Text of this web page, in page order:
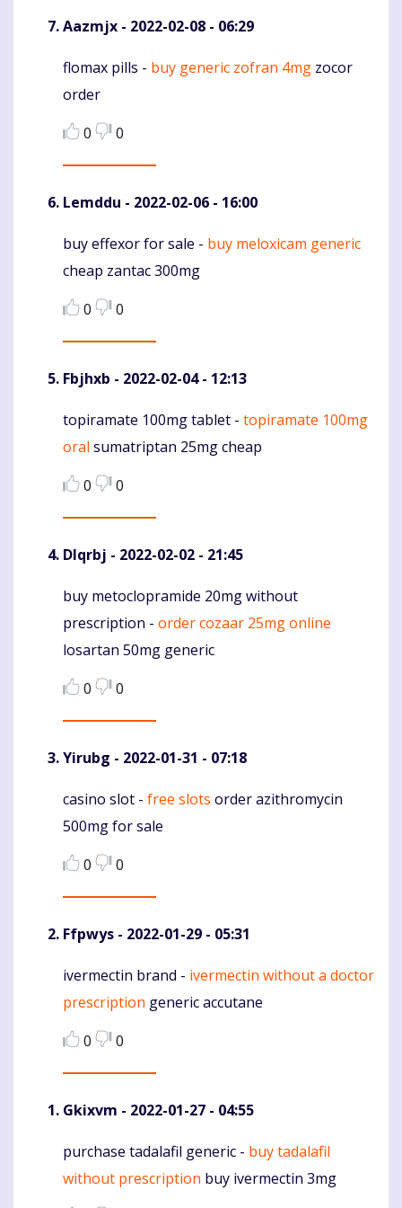
Aazmjx - 2022-02-08 - 06:29
Komentaras
flomax pills - buy generic zofran 4mg zocor
order
0
0
Lemddu - 2022-02-06 - 16:00
Komentaras
buy effexor for sale - buy meloxicam generic
cheap zantac 300mg
0
0
Fbjhxb - 2022-02-04 - 12:13
Komentaras
topiramate 100mg tablet - topiramate 100mg
oral sumatriptan 25mg cheap
0
0
Dlqrbj - 2022-02-02 - 21:45
Komentaras
buy metoclopramide 20mg without
prescription - order cozaar 25mg online
losartan 50mg generic
0
0
Yirubg - 2022-01-31 - 07:18
Komentaras
casino slot - free slots order azithromycin
500mg for sale
0
0
Ffpwys - 2022-01-29 - 05:31
Komentaras
ivermectin brand - ivermectin without a doctor
prescription generic accutane
0
0
Gkixvm - 2022-01-27 - 04:55
Komentaras
purchase tadalafil generic - buy tadalafil
without prescription buy ivermectin 3mg